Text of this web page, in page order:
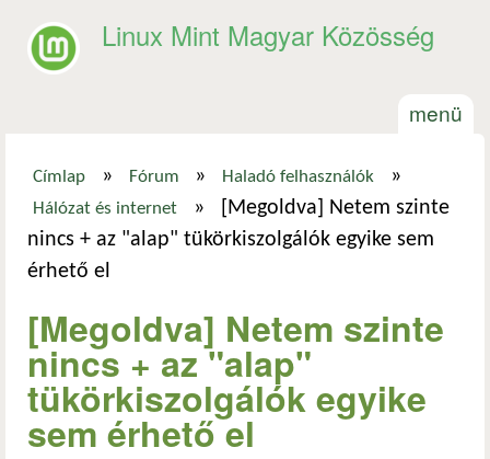
Linux Mint Magyar Közösség
menü
Jelenlegi hely
Címlap » Fórum » Haladó felhasználók »
Hálózat és internet »
[Megoldva] Netem szinte
nincs + az "alap" tükörkiszolgálók egyike sem
érhető el
[Megoldva] Netem szinte
nincs + az "alap"
tükörkiszolgálók egyike
sem érhető el